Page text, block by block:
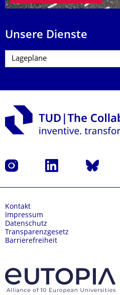
Unsere Dienste
Instagram LinkedIn Bluesky
Kontakt
Impressum
Datenschutz
Transparenzgesetz
Barrierefreiheit